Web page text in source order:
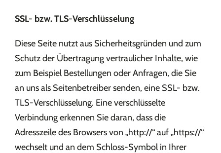
SSL- bzw. TLS-Verschlüsselung
Diese Seite nutzt aus Sicherheitsgründen und zum
Schutz der Übertragung vertraulicher Inhalte, wie
zum Beispiel Bestellungen oder Anfragen, die Sie
an uns als Seitenbetreiber senden, eine SSL- bzw.
TLS-Verschlüsselung. Eine verschlüsselte
Verbindung erkennen Sie daran, dass die
Adresszeile des Browsers von „http://“ auf „https://“
wechselt und an dem Schloss-Symbol in Ihrer